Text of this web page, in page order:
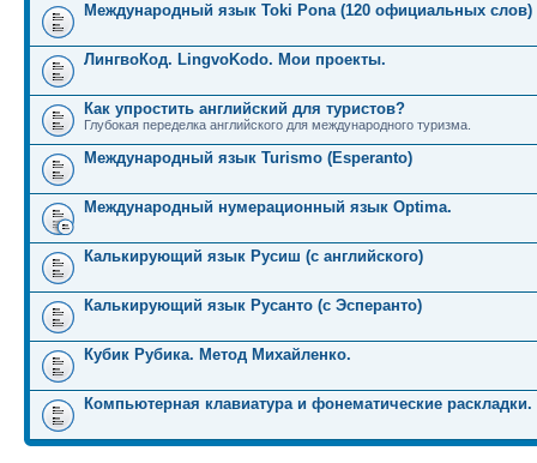
Международный язык Toki Pona (120 официальных слов)
ЛингвоКод. LingvoKodo. Мои проекты.
Как упростить английский для туристов?
Глубокая переделка английского для международного туризма.
Международный язык Turismo (Esperanto)
Международный нумерационный язык Optima.
Калькирующий язык Русиш (с английского)
Калькирующий язык Русанто (с Эсперанто)
Кубик Рубика. Метод Михайленко.
Компьютерная клавиатура и фонематические раскладки.